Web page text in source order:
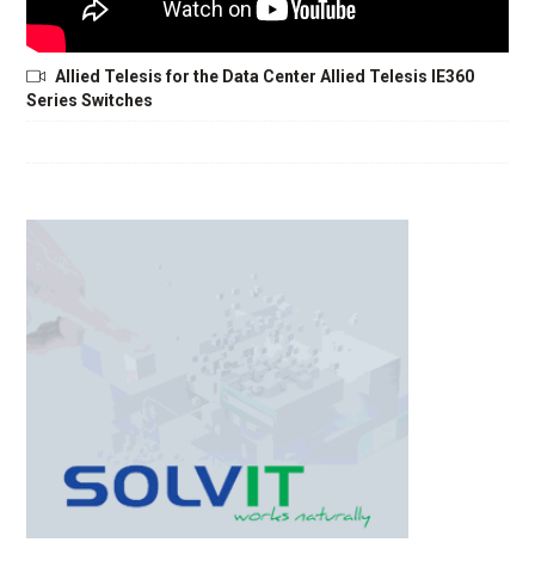
Allied Telesis for the Data Center Allied Telesis IE360
Series Switches